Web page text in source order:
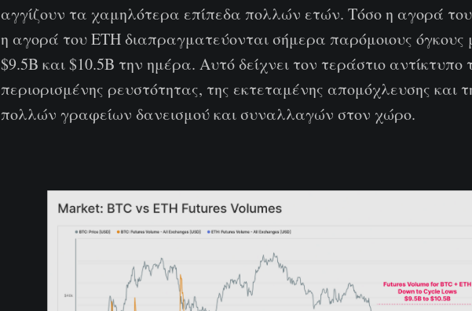
αγγίζουν τα χαμηλότερα επίπεδα πολλών ετών. Τόσο η αγορά
η αγορά του ETH διαπραγματεύονται σήμερα παρόμοιους όγκους
$9.5B και $10.5B την ημέρα. Αυτό δείχνει τον τεράστιο αντίκτυπο
περιορισμένης ρευστότητας, της εκτεταμένης απομόχλευσης και
πολλών γραφείων δανεισμού και συναλλαγών στον χώρο.